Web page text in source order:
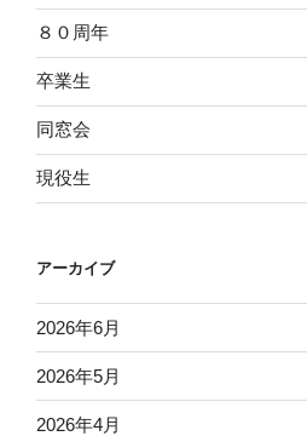
８０周年
卒業生
同窓会
現役生
アーカイブ
2026年6月
2026年5月
2026年4月